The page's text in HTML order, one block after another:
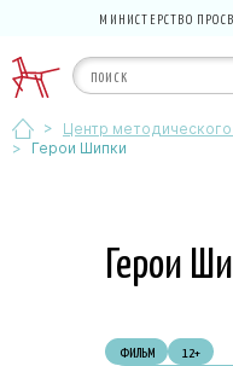
МИНИСТЕРСТВО
> Центр
>
Герои Шипки
Герои
ФИЛЬМ
12+